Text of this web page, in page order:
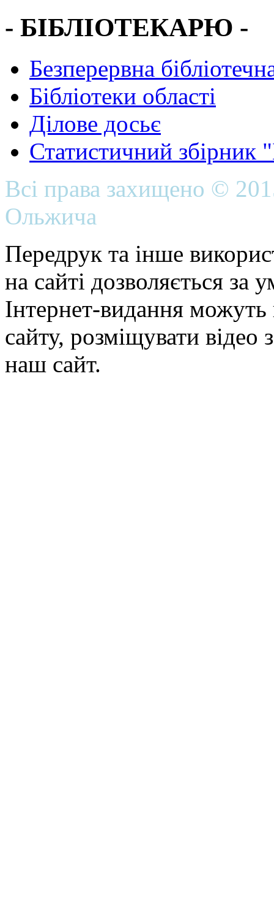
- БІБЛІОТЕКАРЮ -
Безперервна
Бібліотеки області
Ділове досьє
Статистичний
Всі права захищено ©
Ольжича
Передрук та інше
на сайті дозволяється
Інтернет-видання можуть
сайту, розміщувати відео
наш сайт.